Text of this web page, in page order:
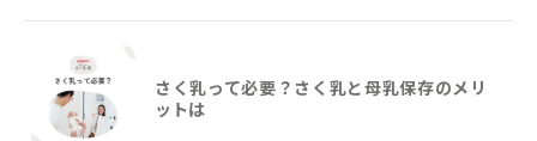
さく乳って必要？さく乳と母乳保存のメリ
ットは